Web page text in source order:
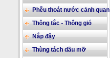
Phễu thoát nước cảnh quan
Thông tắc - Thông gió
Nắp đậy
Thùng tách dầu mỡ